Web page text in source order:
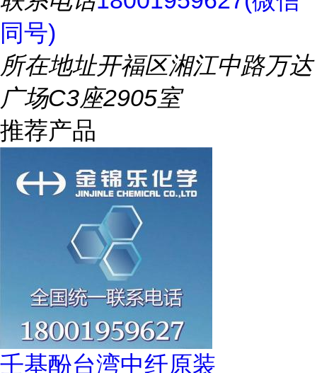
同号)
所在地址开福区湘江中路万达
广场C3座2905室
推荐产品
壬基酚台湾中纤原装